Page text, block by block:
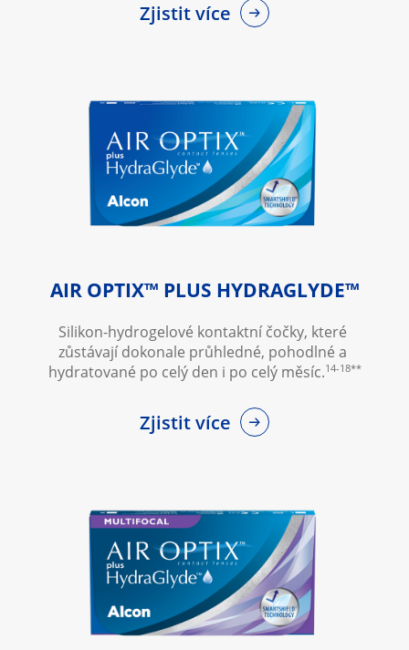
Zjistit více
AIR OPTIX™ PLUS HYDRAGLYDE™
Silikon-hydrogelové kontaktní čočky, které
zůstávají dokonale průhledné, pohodlné a
hydratované po celý den i po celý měsíc.14-18**
Zjistit více